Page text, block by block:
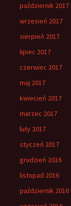
październik 2017
wrzesień 2017
sierpień 2017
lipiec 2017
czerwiec 2017
maj 2017
kwiecień 2017
marzec 2017
luty 2017
styczeń 2017
grudzień 2016
listopad 2016
październik 2016